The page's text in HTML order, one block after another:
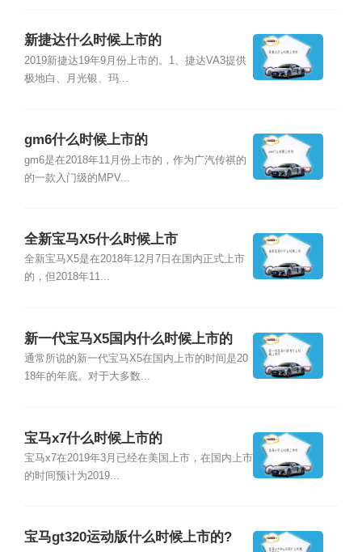
新捷达什么时候上市的
2019新捷达19年9月份上市的。1、捷达VA3提供
极地白、月光银、玛...
gm6什么时候上市的
gm6是在2018年11月份上市的，作为广汽传祺的
的一款入门级的MPV...
全新宝马X5什么时候上市
全新宝马X5是在2018年12月7日在国内正式上市
的，但2018年11...
新一代宝马X5国内什么时候上市的
通常所说的新一代宝马X5在国内上市的时间是20
18年的年底。对于大多数...
宝马x7什么时候上市的
宝马x7在2019年3月已经在美国上市，在国内上市
的时间预计为2019...
宝马gt320运动版什么时候上市的?